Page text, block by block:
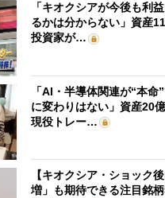
「キオクシアが今後も利
るかは分からない」資産
投資家が…
「AI・半導体関連が“本命
に変わりはない」資産20
現役トレー…
【キオクシア・ショック
増」も期待できる注目銘